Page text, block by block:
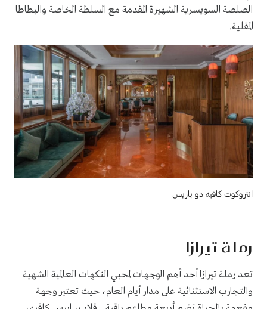
الصلصة السويسرية الشهيرة المقدمة مع السلطة الخاصة والبطاطا
المقلية.
انتروكوت كافيه دو باريس
رملة تيرازا
تعد رملة تيرازا أحد أهم الوجهات لمحبي النكهات العالمية الشهية
والتجارب الاستثنائية على مدار أيام العام، حيث تعتبر وجهة